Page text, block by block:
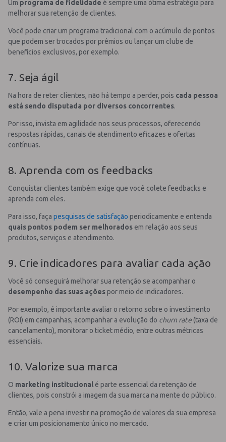
Um programa de fidelidade é sempre uma ótima estratégia para
melhorar sua retenção de clientes.
Você pode criar um programa tradicional com o acúmulo de pontos
que podem ser trocados por prêmios ou lançar um clube de
benefícios exclusivos, por exemplo.
7. Seja ágil
Na hora de reter clientes, não há tempo a perder, pois cada pessoa
está sendo disputada por diversos concorrentes.
Por isso, invista em agilidade nos seus processos, oferecendo
respostas rápidas, canais de atendimento eficazes e ofertas
contínuas.
8. Aprenda com os feedbacks
Conquistar clientes também exige que você colete feedbacks e
aprenda com eles.
Para isso, faça pesquisas de satisfação periodicamente e entenda
quais pontos podem ser melhorados em relação aos seus
produtos, serviços e atendimento.
9. Crie indicadores para avaliar cada ação
Você só conseguirá melhorar sua retenção se acompanhar o
desempenho das suas açõespor meio de indicadores.
Por exemplo, é importante avaliar o retorno sobre o investimento
(ROI) em campanhas, acompanhar a evolução do churn rate(taxa de
cancelamento), monitorar o ticket médio, entre outras métricas
essenciais.
10. Valorize sua marca
O marketing institucional é parte essencial da retenção de
clientes, pois constrói a imagem da sua marca na mente do público.
Então, vale a pena investir na promoção de valores da sua empresa
e criar um posicionamento único no mercado.